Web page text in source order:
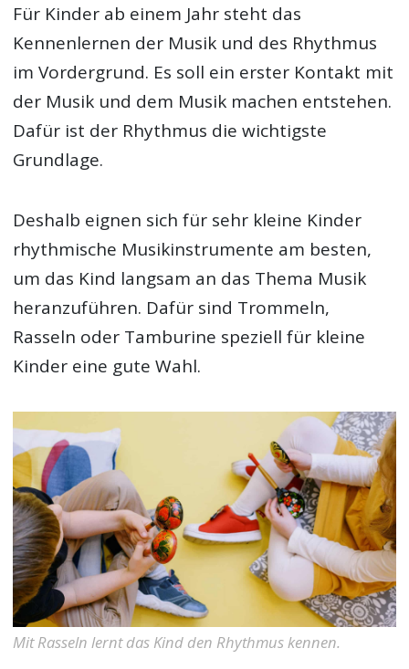
Für Kinder ab einem Jahr steht das
Kennenlernen der Musik und des Rhythmus
im Vordergrund. Es soll ein erster Kontakt mit
der Musik und dem Musik machen entstehen.
Dafür ist der Rhythmus die wichtigste
Grundlage.
Deshalb eignen sich für sehr kleine Kinder
rhythmische Musikinstrumente am besten,
um das Kind langsam an das Thema Musik
heranzuführen. Dafür sind Trommeln,
Rasseln oder Tamburine speziell für kleine
Kinder eine gute Wahl.
Mit Rasseln lernt das Kind den Rhythmus kennen.